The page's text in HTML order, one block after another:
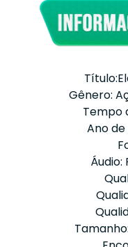
Gênero:
Tempo
Ano de
Áudio: